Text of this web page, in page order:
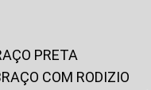
PRETA
COM RODIZIO